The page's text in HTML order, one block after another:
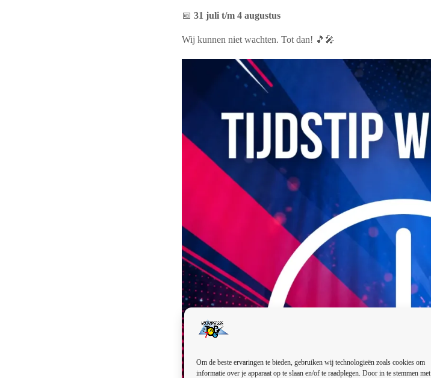
Om de beste ervaringen te bieden, gebruiken wij technologieën zoals cookies om
informatie over je apparaat op te slaan en/of te raadplegen. Door in te stemmen met
📅 31 juli t/m 4 augustus
Wij kunnen niet wachten. Tot dan! 🎵🎤